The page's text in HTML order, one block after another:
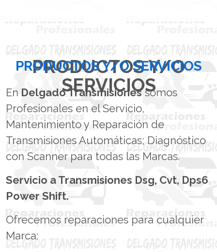
PRODUCTOS Y/O
SERVICIOS
PRODUCTOS Y/O SERVICIOS
En Delgado Transmisionessomos
Profesionales en el Servicio,
Mantenimiento y Reparación de
Transmisiones Automáticas; Diagnóstico
con Scanner para todas las Marcas.
Servicio a Transmisiones Dsg, Cvt, Dps6
Power Shift.
Ofrecemos reparaciones para cualquier
Marca: